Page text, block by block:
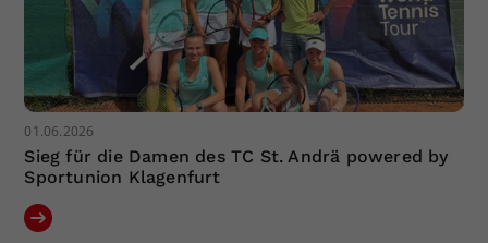
01.06.2026
Sieg für die Damen des TC St. Andrä powered by
Sportunion Klagenfurt